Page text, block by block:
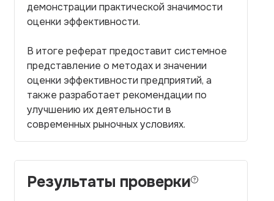
демонстрации практической значимости
оценки эффективности.
В итоге реферат предоставит системное
представление о методах и значении
оценки эффективности предприятий, а
также разработает рекомендации по
улучшению их деятельности в
современных рыночных условиях.
Результаты проверки